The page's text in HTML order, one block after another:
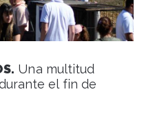
Una multitud
el fin de